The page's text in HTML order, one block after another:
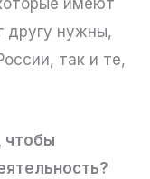
другу нужны,
так и те,
чтобы